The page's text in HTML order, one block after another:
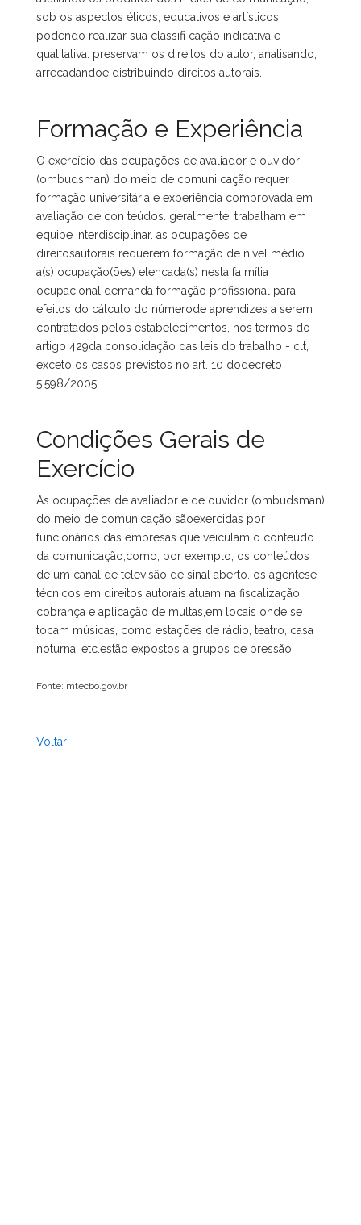
sob os aspectos éticos, educativos e artísticos,
podendo realizar sua classifi cação indicativa e
qualitativa. preservam os direitos do autor, analisando,
arrecadandoe distribuindo direitos autorais.
Formação e Experiência
O exercício das ocupações de avaliador e ouvidor
(ombudsman) do meio de comuni cação requer
formação universitária e experiência comprovada em
avaliação de con teúdos. geralmente, trabalham em
equipe interdisciplinar. as ocupações de
direitosautorais requerem formação de nível médio.
a(s) ocupação(ões) elencada(s) nesta fa mília
ocupacional demanda formação profissional para
efeitos do cálculo do númerode aprendizes a serem
contratados pelos estabelecimentos, nos termos do
artigo 429da consolidação das leis do trabalho - clt,
exceto os casos previstos no art. 10 dodecreto
5.598/2005.
Condições Gerais de
Exercício
As ocupações de avaliador e de ouvidor (ombudsman)
do meio de comunicação sãoexercidas por
funcionários das empresas que veiculam o conteúdo
da comunicação,como, por exemplo, os conteúdos
de um canal de televisão de sinal aberto. os agentese
técnicos em direitos autorais atuam na fiscalização,
cobrança e aplicação de multas,em locais onde se
tocam músicas, como estações de rádio, teatro, casa
noturna, etc.estão expostos a grupos de pressão.
Fonte: mtecbo.gov.br
Voltar